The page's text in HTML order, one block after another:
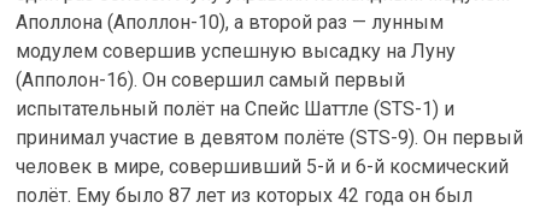
Аполлона (Аполлон-10), а второй раз — лунным
модулем совершив успешную высадку на Луну
(Апполон-16). Он совершил самый первый
испытательный полёт на Спейс Шаттле (STS-1) и
принимал участие в девятом полёте (STS-9). Он первый
человек в мире, совершивший 5-й и 6-й космический
полёт. Ему было 87 лет из которых 42 года он был